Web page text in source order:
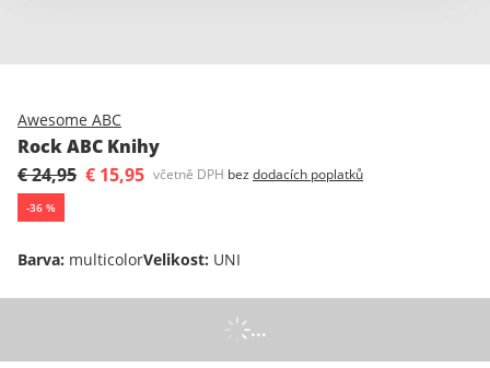
Awesome ABC
Rock ABC Knihy
€ 24,95 € 15,95 včetně DPH bez dodacích poplatků
-36 %
Barva: multicolorVelikost: UNI
...